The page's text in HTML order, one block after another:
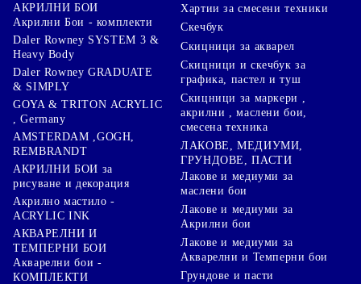
АКРИЛНИ БОИ
Акрилни Бои - комплекти
Daler Rowney SYSTEM 3 &
Heavy Body
Daler Rowney GRADUATE
& SIMPLY
GOYA & TRITON АCRYLIC
, Germany
AMSTERDAM ,GOGH,
REMBRANDT
АКРИЛНИ БОИ за
рисуване и декорация
Акрилно мастило -
ACRYLIC INK
АКВАРЕЛНИ И
ТЕМПЕРНИ БОИ
Акварелни бои -
КОМПЛЕКТИ
Хартии за смесени техники
Скечбук
Скицници за акварел
Скицници и скечбук за
графика, пастел и туш
Скицници за маркери ,
акрилни , маслени бои,
смесена техника
ЛАКОВЕ, МЕДИУМИ,
ГРУНДОВЕ, ПАСТИ
Лакове и медиуми за
маслени бои
Лакове и медиуми за
Акрилни бои
Лакове и медиуми за
Акварелни и Темперни бои
Грундове и пасти